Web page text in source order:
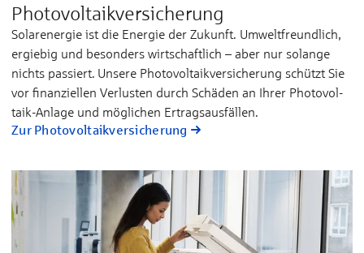
Photovoltaik­versicherung
Solarenergie ist die Energie der Zukunft. Um­welt­freund­lich,
er­gie­big und be­son­ders wirt­schaft­lich – ab­er nur so­lan­ge
nichts pas­siert. Unsere Pho­to­vol­taik­ver­sicherung schützt Sie
vor fi­nan­ziel­len Ver­lus­ten durch Schä­den an Ih­rer Pho­to­vol­
taik-An­la­ge und mög­lichen Er­trags­aus­fäl­len.
Zur Photovoltaik­versicherung